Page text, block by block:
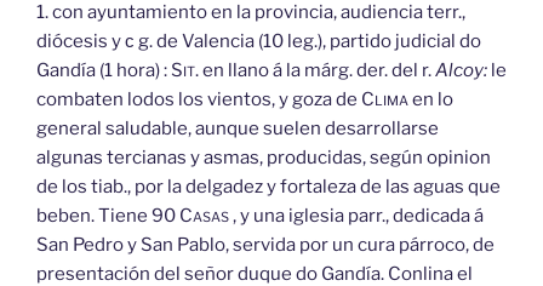
1. con ayuntamiento en la provincia, audiencia terr.,
diócesis y с g. de Valencia (10 leg.), partido judicial do
Gandía (1 hora) : Sit.en llano á la márg. der. del r.Alcoy: le
combaten lodos los vientos, y goza de Clima en lo
general saludable, aunque suelen desarrollarse
algunas tercianas y asmas, producidas, según opinion
de los tiab., por la delgadez y fortaleza de las aguas que
beben. Tiene 90 Casas , y una iglesia parr., dedicada á
San Pedro y San Pablo, servida por un cura párroco, de
presentación del señor duque do Gandía. Conlina el